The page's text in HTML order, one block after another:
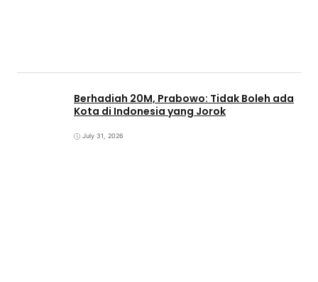
Berhadiah 20M, Prabowo: Tidak Boleh ada
Kota di Indonesia yang Jorok
July 31, 2026